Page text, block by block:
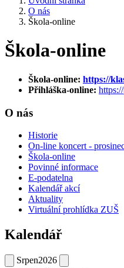
O nás
Škola-online
Škola-online
Škola-online: https://
Přihláška-online:
O nás
Historie
On-line koncert -
Škola-online
Povinné informace
E-podatelna
Kalendář akcí
Aktuality
Virtuální prohlídka ZUŠ
Kalendář
Srpen2026